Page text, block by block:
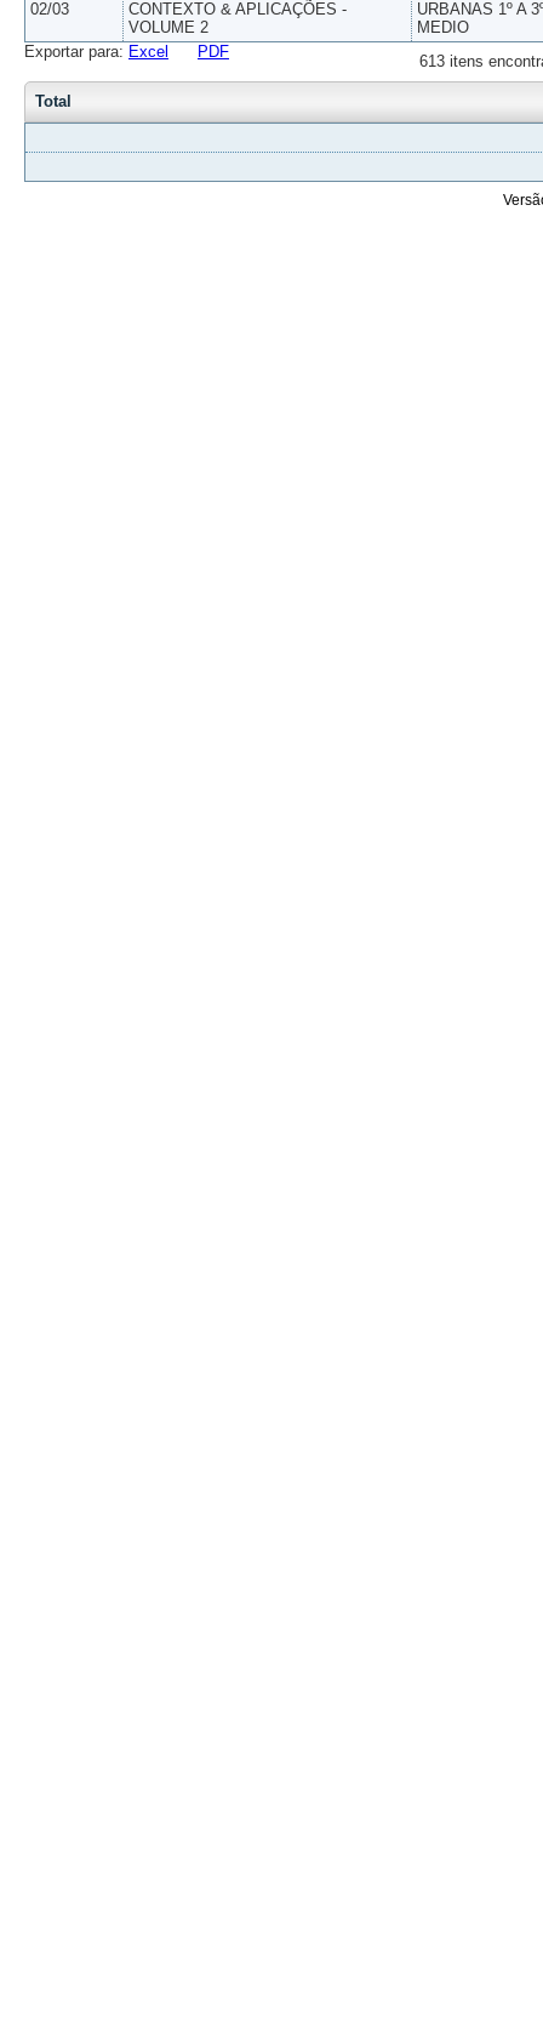
02/03
CONTEXTO & APLICAÇÕES -
VOLUME 2
URBANAS 1º A
MEDIO
613 itens
Exportar para: Excel PDF
Total